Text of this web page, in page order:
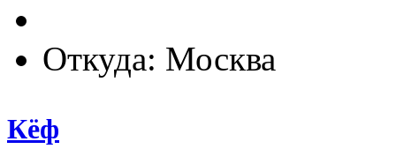
Откуда: Москва
Кёф